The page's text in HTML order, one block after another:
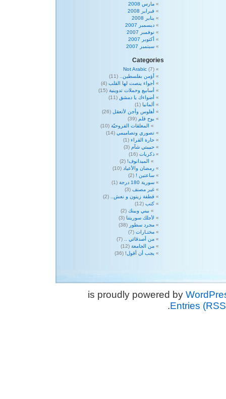
مارس 2008
فبراير 2008
يناير 2008
ديسمبر 2007
نوفمبر 2007
أكتوبر 2007
سبتمبر 2007
Categories
Not Arabic (7)
أؤمن بفلسطين..
(11)
أجواء ينصت لها القلب (4)
أسابيع وحملات تدوينية (15)
أضواءك يا دمشق (11)
ألمانيا (1)
أهلوس وأجن لأتعقل (26)
بوح قلم (39)
المعلقات الفروحيّة (10)
تصوري وتصاميمي (14)
حارة القراء (1)
حبيبتي شآم (3)
ذكريات (16)
الميدانوف! (2)
رمضان والأعياد (10)
ساعتين ! (2)
سورية 180 درجة
(1)
غير مصنف (3)
قطفة زيتون و نعش..
(2)
كتب (12)
بيني وبينك (2)
لأجلك سوريتنا (3)
مجرد سطور (38)
مختـارات (7)
من أصدقائي ..
(7)
من الجامعة (12)
يجب أن أقول! (36)
Entries
.